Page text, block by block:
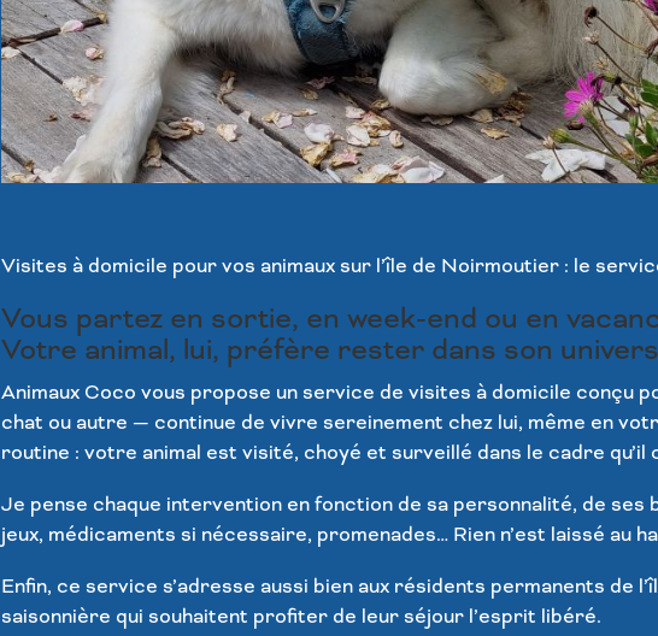
Visites à domicile pour vos animaux sur l’île de Noirmoutier : le
Vous partez en sortie, en week-end ou en
Votre animal, lui, préfère rester dans son
Animaux Coco vous propose un service de visites à domicile conçu
chat ou autre — continue de vivre sereinement chez lui, même en
routine : votre animal est visité, choyé et surveillé dans le cadre
Je pense chaque intervention en fonction de sa personnalité, de ses
jeux, médicaments si nécessaire, promenades… Rien n’est laissé au
Enfin, ce service s’adresse aussi bien aux résidents permanents de
saisonnière qui souhaitent profiter de leur séjour l’esprit libéré.